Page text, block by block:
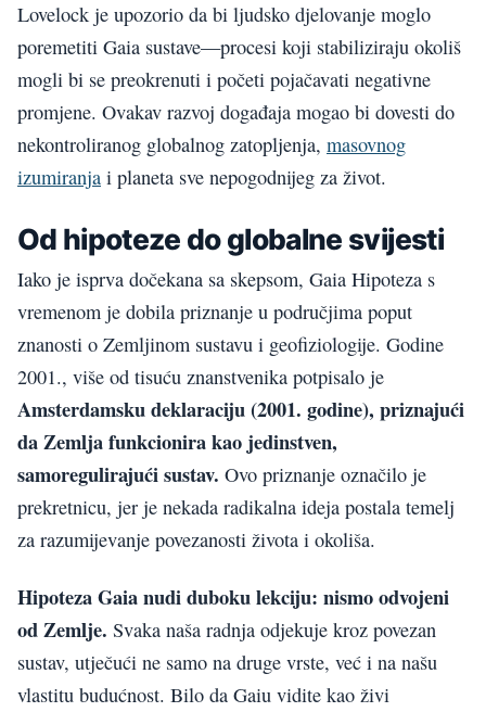
Lovelock je upozorio da bi ljudsko djelovanje moglo
poremetiti Gaia sustave—procesi koji stabiliziraju okoliš
mogli bi se preokrenuti i početi pojačavati negativne
promjene. Ovakav razvoj događaja mogao bi dovesti do
nekontroliranog globalnog zatopljenja, masovnog
izumiranja i planeta sve nepogodnijeg za život.
Od hipoteze do globalne svijesti
Iako je isprva dočekana sa skepsom, Gaia Hipoteza s
vremenom je dobila priznanje u područjima poput
znanosti o Zemljinom sustavu i geofiziologije. Godine
2001., više od tisuću znanstvenika potpisalo je
Amsterdamsku deklaraciju (2001. godine), priznajući
da Zemlja funkcionira kao jedinstven,
samoregulirajući sustav. Ovo priznanje označilo je
prekretnicu, jer je nekada radikalna ideja postala temelj
za razumijevanje povezanosti života i okoliša.
Hipoteza Gaia nudi duboku lekciju: nismo odvojeni
od Zemlje. Svaka naša radnja odjekuje kroz povezan
sustav, utječući ne samo na druge vrste, već i na našu
vlastitu budućnost. Bilo da Gaiu vidite kao živi